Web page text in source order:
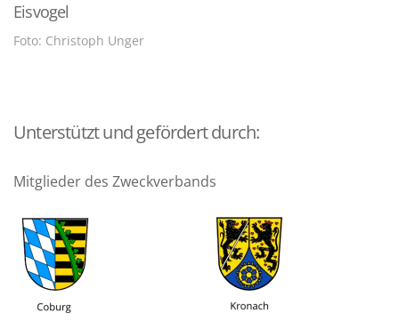
Eisvogel
Foto: Christoph Unger
Unterstützt und gefördert durch:
Mitglieder des Zweckverbands